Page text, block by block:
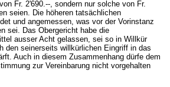
Fr. 2'690.--, sondern nur solche von Fr.
seien. Die höheren tatsächlichen
und angemessen, was vor der Vorinstanz
sei. Das Obergericht habe die
ausser Acht gelassen, sei so in Willkür
den seinerseits willkürlichen Eingriff in das
Auch in diesem Zusammenhang dürfe dem
zur Vereinbarung nicht vorgehalten